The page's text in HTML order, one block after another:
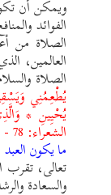
ويمكن أن
الفوائد
الصلاة من
العالمين،
الصلاة
يُطْعِمُنِي
يُحْيِينِ *
الشعراء: 78 - 82]
ما يكون
تعالى، تقرب
والسعادة